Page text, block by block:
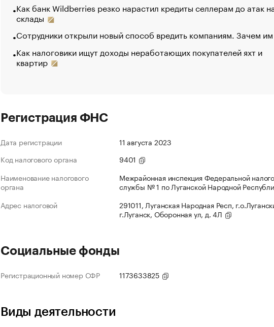
Как банк Wildberries резко нарастил кредиты селлерам до атак
склады
Сотрудники открыли новый способ вредить компаниям. Зачем
Как налоговики ищут доходы неработающих покупателей яхт и
квартир
Регистрация ФНС
Дата регистрации
11 августа 2023
Код налогового органа
9401
Наименование налогового
органа
Межрайонная инспекция Федеральной
службы № 1 по Луганской Народной
Адрес налоговой
291011, Луганская Народная Респ,
г.Луганск, Оборонная ул, д. 4Л
Социальные фонды
Регистрационный номер СФР 1173633825
Виды деятельности